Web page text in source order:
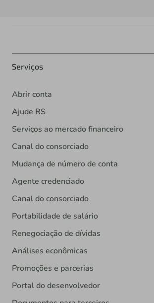
Serviços
Abrir conta
Ajude RS
Serviços ao mercado financeiro
Canal do consorciado
Mudança de número de conta
Agente credenciado
Canal do consorciado
Portabilidade de salário
Renegociação de dívidas
Análises econômicas
Promoções e parcerias
Portal do desenvolvedor